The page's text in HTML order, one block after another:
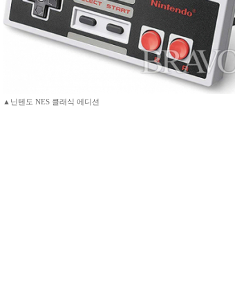
▲닌텐도 NES 클래식 에디션